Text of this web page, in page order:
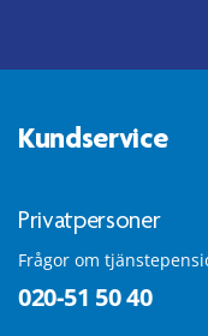
Kundservice
Privatpersoner
Frågor om
020-51 50 40